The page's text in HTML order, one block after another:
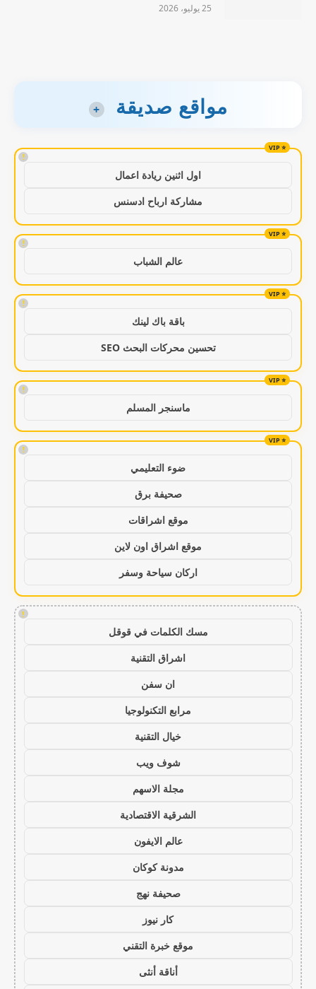
25 يوليو، 2026
مواقع صديقة +
!
اول اثنين ريادة اعمال
مشاركة ارباح ادسنس
!
عالم الشباب
!
باقة باك لينك
تحسين محركات البحث SEO
!
ماسنجر المسلم
!
ضوء التعليمي
صحيفة برق
موقع اشراقات
موقع اشراق اون لاين
اركان سياحة وسفر
!
مسك الكلمات في قوقل
اشراق التقنية
ان سفن
مرابع التكنولوجيا
خيال التقنية
شوف ويب
مجلة الاسهم
الشرقية الاقتصادية
عالم الايفون
مدونة كوكان
صحيفة نهج
كار نيوز
موقع خبرة التقني
أناقة أنثى